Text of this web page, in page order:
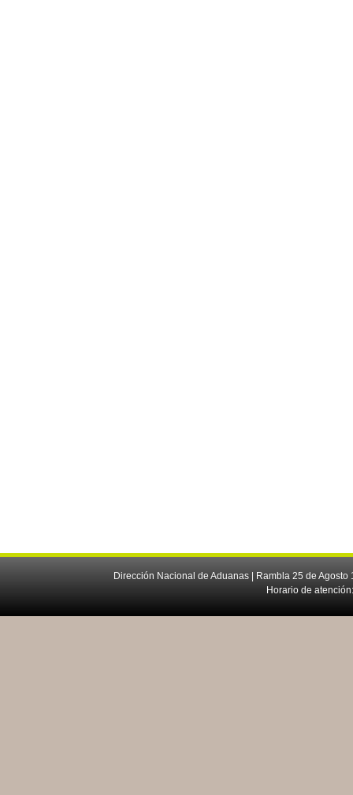
Dirección Nacional de Aduanas | Rambla 25 de
Horario de